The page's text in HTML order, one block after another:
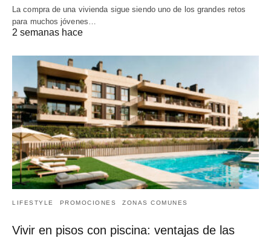
La compra de una vivienda sigue siendo uno de los grandes retos
para muchos jóvenes…
2 semanas hace
LIFESTYLE PROMOCIONES ZONAS COMUNES
Vivir en pisos con piscina: ventajas de las